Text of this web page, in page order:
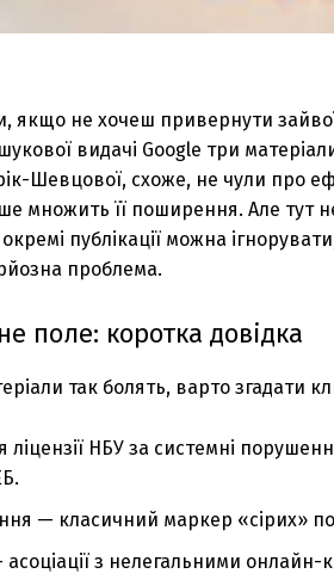
якщо не хочеш привернути
видачі Google три
Шевцової, схоже, не чули про
множить її поширення. Але тут
публікації можна
проблема.
поле: коротка довідка
так болять, варто згадати
НБУ за системні
— класичний маркер «сірих»
з нелегальними онлайн-